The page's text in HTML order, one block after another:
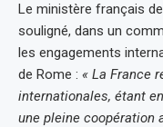
Le ministère français
souligné, dans un
les engagements
de Rome : « La France
internationales, étant
une pleine coopération